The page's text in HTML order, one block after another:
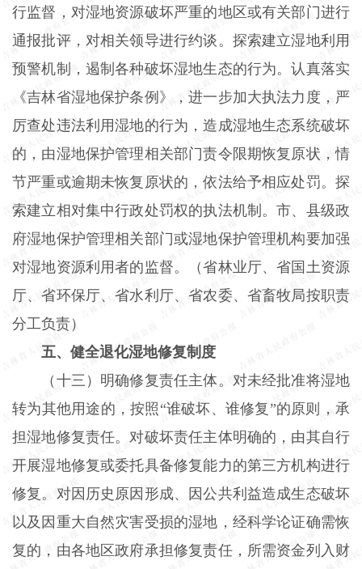
行监督，对湿地资源破坏严重的地区或有关部门进行
通报批评，对相关领导进行约谈。探索建立湿地利用
预警机制，遏制各种破坏湿地生态的行为。认真落实
《吉林省湿地保护条例》，进一步加大执法力度，严
厉查处违法利用湿地的行为，造成湿地生态系统破坏
的，由湿地保护管理相关部门责令限期恢复原状，情
节严重或逾期未恢复原状的，依法给予相应处罚。探
索建立相对集中行政处罚权的执法机制。市、县级政
府湿地保护管理相关部门或湿地保护管理机构要加强
对湿地资源利用者的监督。（省林业厅、省国土资源
厅、省环保厅、省水利厅、省农委、省畜牧局按职责
分工负责）
五、健全退化湿地修复制度
（十三）明确修复责任主体。对未经批准将湿地
转为其他用途的，按照 “谁破坏、谁修复”的原则，承
担湿地修复责任。对破坏责任主体明确的，由其自行
开展湿地修复或委托具备修复能力的第三方机构进行
修复。对因历史原因形成、因公共利益造成生态破坏
以及因重大自然灾害受损的湿地，经科学论证确需恢
复的，由各地区政府承担修复责任，所需资金列入财